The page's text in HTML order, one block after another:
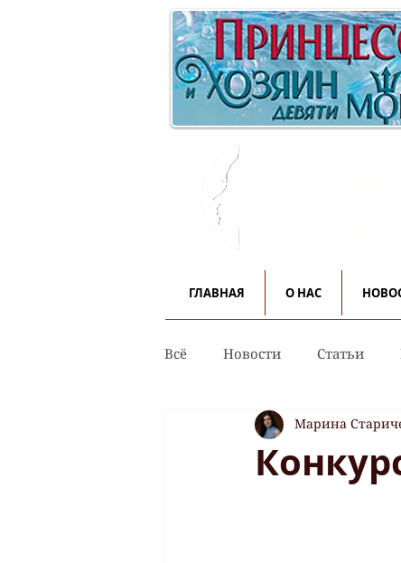
ГЛАВНАЯ О НАС
Всё Новости Статьи
Марина